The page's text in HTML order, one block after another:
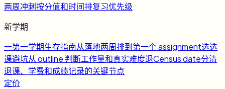
两周冲刺按分值和时间排复习优先级
新学期
一第一学期生存指南从落地两周排到第一个 assignment选选
课避坑从 outline 判断工作量和真实难度退Census date分清
退课、学费和成绩记录的关键节点
定价